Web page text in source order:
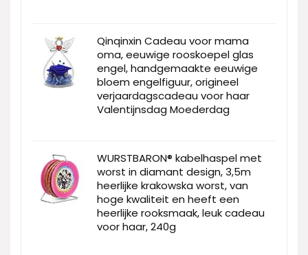
Qinqinxin Cadeau voor mama
oma, eeuwige rooskoepel glas
engel, handgemaakte eeuwige
bloem engelfiguur, origineel
verjaardagscadeau voor haar
Valentijnsdag Moederdag
WURSTBARON® kabelhaspel met
worst in diamant design, 3,5m
heerlijke krakowska worst, van
hoge kwaliteit en heeft een
heerlijke rooksmaak, leuk cadeau
voor haar, 240g